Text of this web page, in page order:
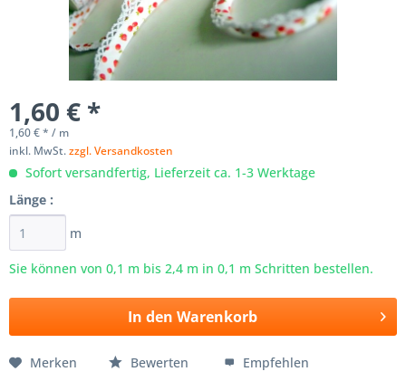
1,60 € *
1,60 € * / m
inkl. MwSt.zzgl. Versandkosten
Sofort versandfertig, Lieferzeit ca. 1-3 Werktage
Länge :
m
Sie können von 0,1 m bis 2,4 m in 0,1 m Schritten bestellen.
In den Warenkorb
Merken Bewerten Empfehlen